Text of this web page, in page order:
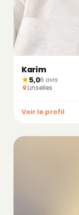
Karim
5,06 avis
Linselles
Voir le profil